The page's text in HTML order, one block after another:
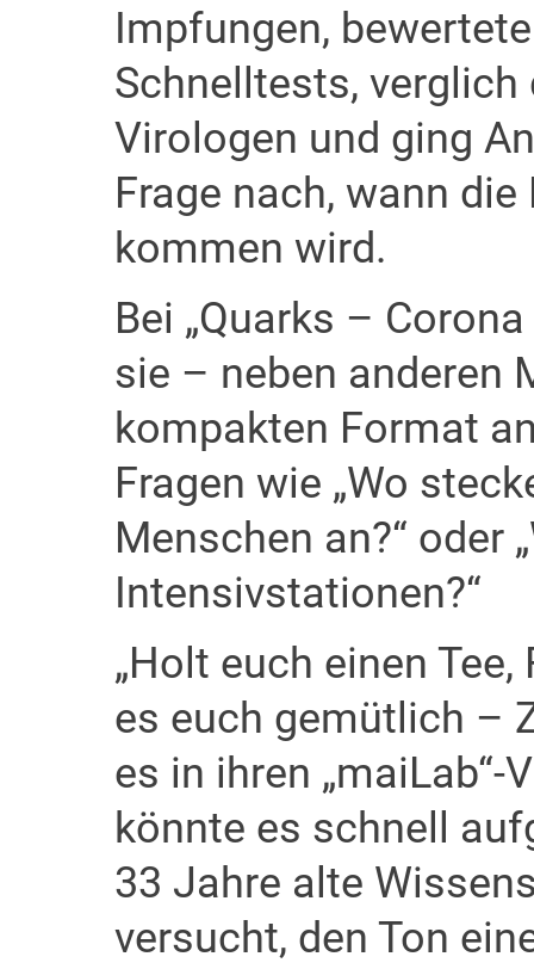
Impfungen,
Schnelltests,
Virologen und ging
Frage nach, wann
kommen wird.
Bei „Quarks –
sie – neben anderen
kompakten Format
Fragen wie „Wo
Menschen an?“ oder
Intensivstationen?“
„Holt euch einen
es euch gemütlich –
es in ihren
könnte es schnell
33 Jahre alte
versucht, den Ton